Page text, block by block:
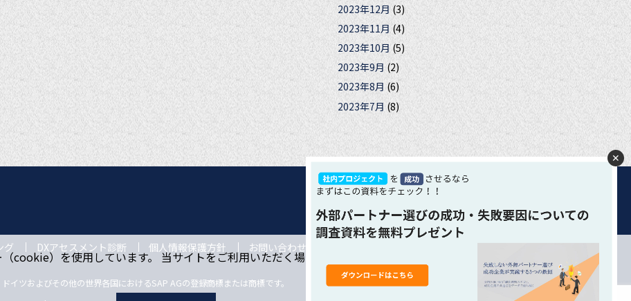
2023年12月 (3)
2023年11月(4)
2023年10月(5)
2023年9月(2)
2023年8月 (6)
2023年7月 (8)
グ DXアセスメント診断 個人情報保護方針 お問い合わせ
ツおよびその他の世界各国におけるSAP AGの登録商標または商標です。
✕
cookie）を使用しています。 当サイトをご利用いただく場合は、クッキーの使用に同意いただいたものとみなします。 ク